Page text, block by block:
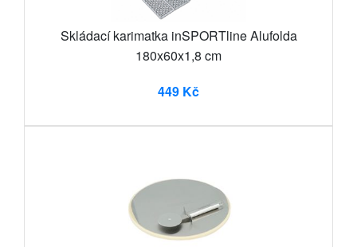
Skládací karimatka inSPORTline Alufolda
180x60x1,8 cm
449 Kč